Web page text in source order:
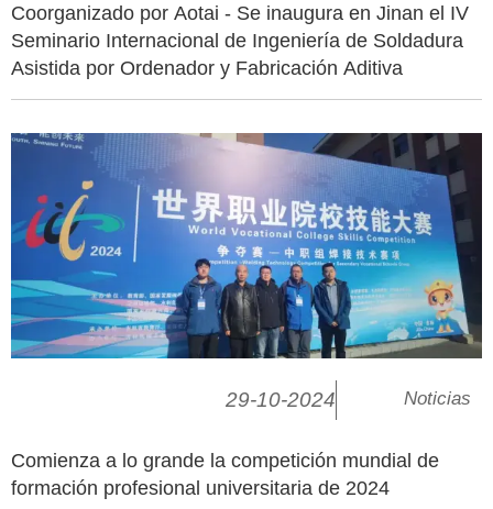
Coorganizado por Aotai - Se inaugura en Jinan el IV
Seminario Internacional de Ingeniería de Soldadura
Asistida por Ordenador y Fabricación Aditiva
29-10-2024 Noticias
Comienza a lo grande la competición mundial de
formación profesional universitaria de 2024